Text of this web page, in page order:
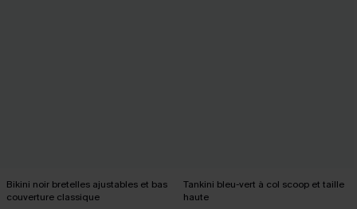
Bikini noir bretelles ajustables et bas
couverture classique
Tankini bleu-vert à col scoop et taille
haute